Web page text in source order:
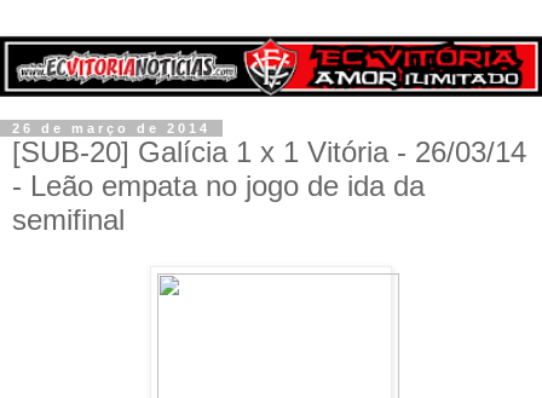
26 de março de 2014
[SUB-20] Galícia 1 x 1 Vitória - 26/03/14
- Leão empata no jogo de ida da
semifinal